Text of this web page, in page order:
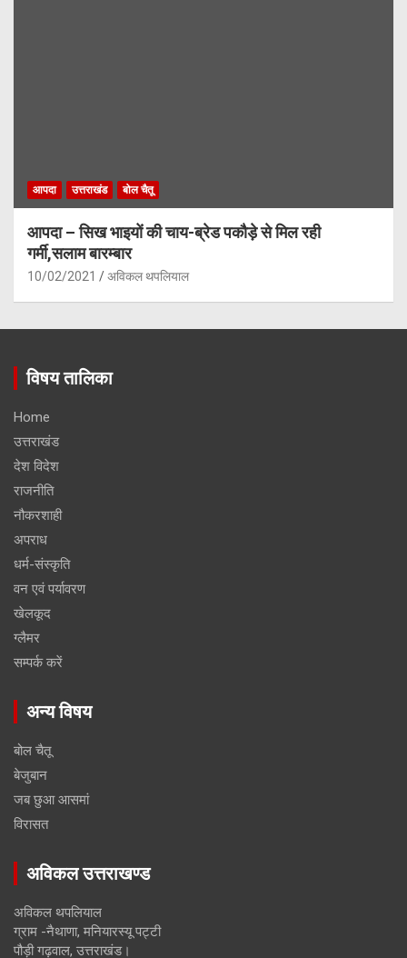
आपदा उत्तराखंड बोल चैतू
आपदा – सिख भाइयों की चाय-ब्रेड पकौड़े से मिल रही
गर्मी,सलाम बारम्बार
10/02/2021 अविकल थपलियाल
विषय तालिका
Home
उत्तराखंड
देश विदेश
राजनीति
नौकरशाही
अपराध
धर्म-संस्कृति
वन एवं पर्यावरण
खेलकूद
ग्लैमर
सम्पर्क करें
अन्य विषय
बोल चैतू
बेजुबान
जब छुआ आसमां
विरासत
अविकल उत्तराखण्ड
अविकल थपलियाल
ग्राम -नैथाणा, मनियारस्यू पट्टी
पौड़ी गढ़वाल, उत्तराखंड।